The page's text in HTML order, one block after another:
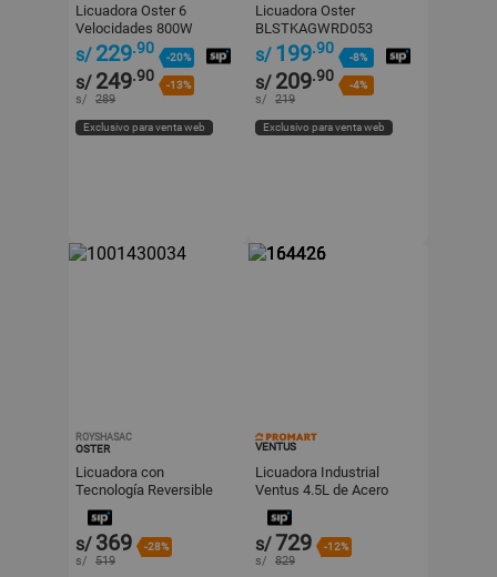
Licuadora Oster 6
Velocidades 800W
BLSTPEG-GPB-053 Gris
s/ 229.90
-20%
s/ 249.90
-13%
s/ 289
Exclusivo para venta web
Licuadora Oster
BLSTKAGWRD053
Blanco 550W
s/ 199.90
-8%
s/ 209.90
-4%
s/ 219
Exclusivo para venta web
ROYSHASAC
OSTER
Licuadora con
Tecnología Reversible
15L Oster BLSTPEG NRT
Oster-Gris
s/ 369 -28%
s/ 519
VENTUS
Licuadora Industrial
Ventus 4.5L de Acero
Inoxidable Modelo
VL1380V4,5
s/729 -12%
s/ 829